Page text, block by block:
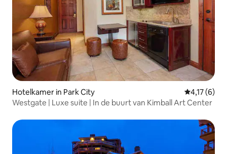
Hotelkamer in Park City
4,17 (6)
Westgate | Luxe suite | In de buurt van Kimball Art Center